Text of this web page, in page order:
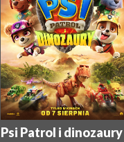
Psi Patrol i dinozaury